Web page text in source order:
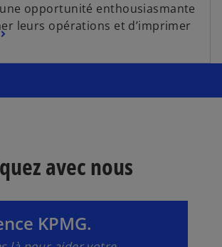
u
v
o
opportunité enthousiasmante
leurs opérations et d’imprimer
avec nous
KPMG.
r
a
n